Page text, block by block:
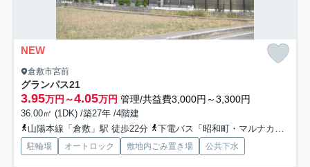
NEW
倉敷市宮前
グランパス21
3.95万円～4.05万円 管理/共益費3,000円～3,300円
36.00㎡ (1DK) /築27年 /4階建
山陽本線「倉敷」駅 徒歩22分
下電バス「昭和町・マルナカ倉敷駅前店」バス停下車 徒歩24分
駐輪場 オートロック 敷地内ごみ置き場 公共下水